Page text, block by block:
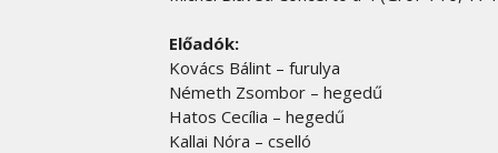
Előadók:
Kovács Bálint – furulya
Németh Zsombor – hegedű
Hatos Cecília – hegedű
Kallai Nóra – cselló